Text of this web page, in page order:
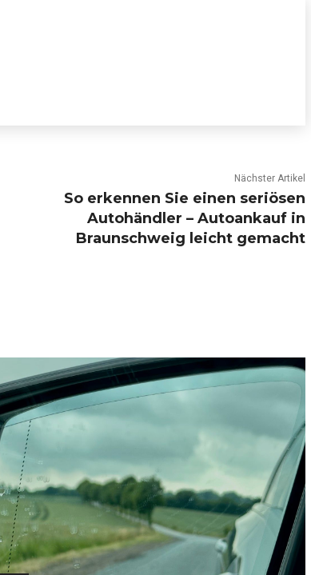
Nächster Artikel
So erkennen Sie einen seriösen
Autohändler – Autoankauf in
Braunschweig leicht gemacht